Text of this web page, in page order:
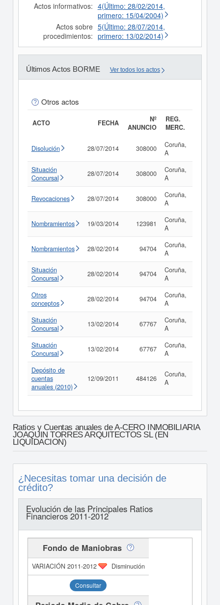
Actos informativos: 4(Último: 28/02/2014,
primero: 15/04/2004)
Actos sobre
procedimientos:
5(Último: 28/07/2014,
primero: 13/02/2014)
Últimos Actos BORME Ver todos los actos
Otros actos
ACTO FECHA
Nº
ANUNCIO
REG.
MERC.
Disolución 28/07/2014 308000
Coruña,
A
Situación
Concursal
28/07/2014 308000
Coruña,
A
Revocaciones 28/07/2014 308000
Coruña,
A
Nombramientos 19/03/2014 123981
Coruña,
A
Nombramientos 28/02/2014 94704
Coruña,
A
Situación
Concursal
28/02/2014 94704
Coruña,
A
Otros
conceptos
28/02/2014 94704
Coruña,
A
Situación
Concursal
13/02/2014 67767
Coruña,
A
Situación
Concursal
13/02/2014 67767
Coruña,
A
Depósito de
cuentas
anuales (2010)
12/09/2011 484126
Coruña,
A
Ratios y Cuentas anuales de A-CERO INMOBILIARIA
JOAQUIN TORRES ARQUITECTOS SL (EN
LIQUIDACION)
¿Necesitas tomar una decisión de
crédito?
Evolución de las Principales Ratios
Financieros 2011-2012
Fondo de Maniobras
Disminución
Consultar